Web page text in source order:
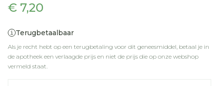
€ 7,20
Terugbetaalbaar
Als je recht hebt op een terugbetaling voor dit geneesmiddel, betaal je in
de apotheek een verlaagde prijs en niet de prijs die op onze webshop
vermeld staat.